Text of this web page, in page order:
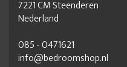
7221 CM Steenderen
Nederland
085 - 0471621
info@bedroomshop.nl